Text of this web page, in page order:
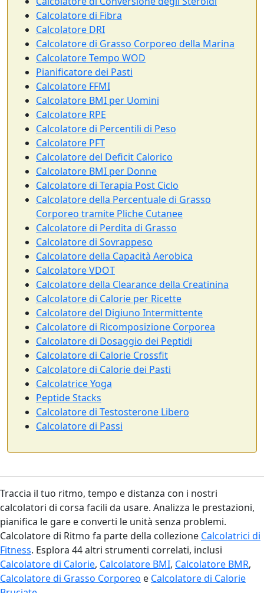
Calcolatore di Fibra
Calcolatore DRI
Calcolatore di Grasso Corporeo della Marina
Calcolatore Tempo WOD
Pianificatore dei Pasti
Calcolatore FFMI
Calcolatore BMI per Uomini
Calcolatore RPE
Calcolatore di Percentili di Peso
Calcolatore PFT
Calcolatore del Deficit Calorico
Calcolatore BMI per Donne
Calcolatore di Terapia Post Ciclo
Calcolatore della Percentuale di Grasso
Corporeo tramite Pliche Cutanee
Calcolatore di Perdita di Grasso
Calcolatore di Sovrappeso
Calcolatore della Capacità Aerobica
Calcolatore VDOT
Calcolatore della Clearance della Creatinina
Calcolatore di Calorie per Ricette
Calcolatore del Digiuno Intermittente
Calcolatore di Ricomposizione Corporea
Calcolatore di Dosaggio dei Peptidi
Calcolatore di Calorie Crossfit
Calcolatore di Calorie dei Pasti
Calcolatrice Yoga
Peptide Stacks
Calcolatore di Testosterone Libero
Calcolatore di Passi
Traccia il tuo ritmo, tempo e distanza con i nostri
calcolatori di corsa facili da usare. Analizza le prestazioni,
pianifica le gare e converti le unità senza problemi.
Calcolatore di Ritmo fa parte della collezione Calcolatrici di
Fitness. Esplora 44 altri strumenti correlati, inclusi
Calcolatore di Calorie, Calcolatore BMI, Calcolatore BMR,
Calcolatore di Grasso Corporeo e Calcolatore di Calorie